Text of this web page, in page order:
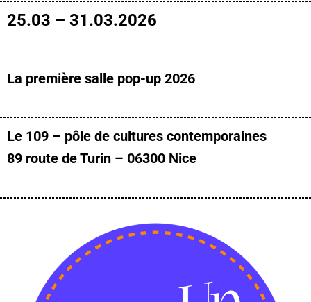
25.03 – 31.03.2026
La première salle pop-up 2026
Le 109 – pôle de cultures contemporaines
89 route de Turin – 06300 Nice